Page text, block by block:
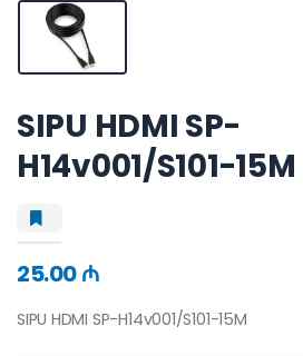
SIPU HDMI SP-
H14v001/S101-15M
25.00 ₼
SIPU HDMI SP-H14v001/S101-15M